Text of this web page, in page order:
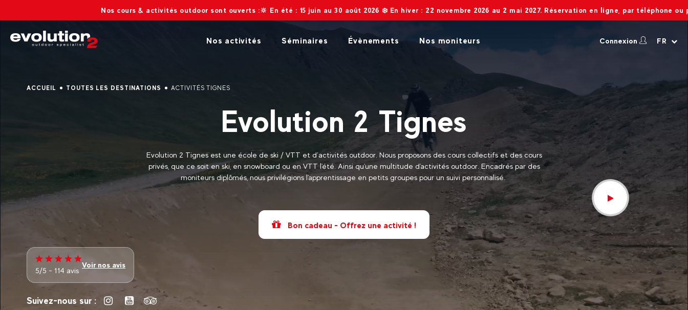
Nos cours & activités outdoor sont ouverts :🔆 En été : 15 juin au 30 août 2026 ❄️ En hiver : 22 novembre 2026 au 2 mai 2027. Réservation en ligne, par téléphone ou par mail toute
Nos activités Séminaires Évènements Nos moniteurs Connexion FR
ACCUEIL TOUTES LES DESTINATIONS ACTIVITÉS TIGNES
Evolution 2 Tignes
Evolution 2 Tignes est une école de ski / VTT et d’activités outdoor. Nous proposons des cours collectifs et des cours
privés, que ce soit en ski, en snowboard ou en VTT l'été. Ainsi qu'une multitude d'activités outdoor. Encadrés par des
moniteurs diplômés, nous privilégions l'apprentissage en petits groupes pour un suivi personnalisé.
Bon cadeau - Offrez une activité !
5/5 - 114 avis
Voir nos avis
Suivez-nous sur :